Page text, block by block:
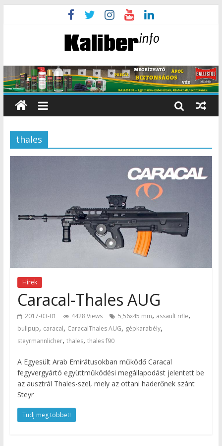
thales
Hírek
Caracal-Thales AUG
2017-03-01 4428 Views 5,56x45 mm, assault rifle,
bullpup, caracal, CaracalThales AUG, gépkarabély,
steyrmannlicher, thales, thales f90
A Egyesült Arab Emirátusokban működő Caracal
fegyvergyártó együttműködési megállapodást jelentett be
az ausztrál Thales-szel, mely az ottani haderőnek szánt
Steyr
Tudj meg többet!